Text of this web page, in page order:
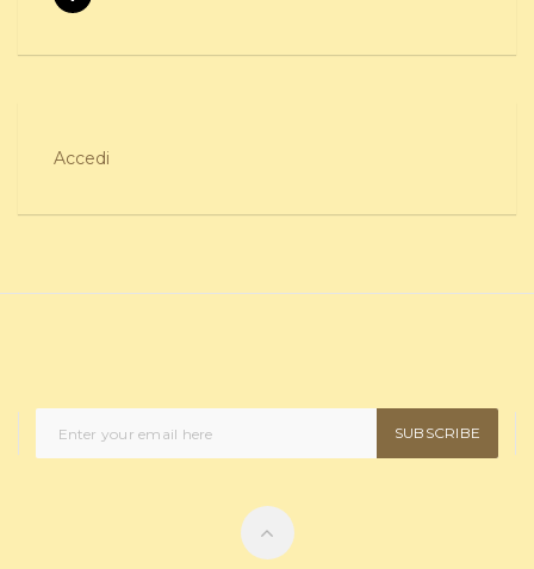
Accedi
SUBSCRIBE